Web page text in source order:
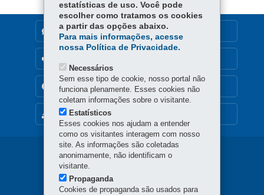
MAPA DO SITE
DENUNCIE CORRUPÇÃO
TRANSPARÊNCIA INSTITUCIONAL
Navegação
principal
estatísticas de uso. Você pode
escolher como tratamos os cookies
a partir das opções abaixo.
Para mais informações, acesse
nossa Política de Privacidade.
Necessários
Sem esse tipo de cookie, nosso portal não
funciona plenamente. Esses cookies não
coletam informações sobre o visitante.
Estatísticos
Esses cookies nos ajudam a entender
como os visitantes interagem com nosso
site. As informações são coletadas
anonimamente, não identificam o
visitante.
Propaganda
Cookies de propaganda são usados para